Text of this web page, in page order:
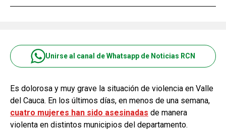
Unirse al canal de Whatsapp de Noticias RCN
Es dolorosa y muy grave la situación de violencia en Valle
del Cauca. En los últimos días, en menos de una semana,
cuatro mujeres han sido asesinadas de manera
violenta en distintos municipios del departamento.